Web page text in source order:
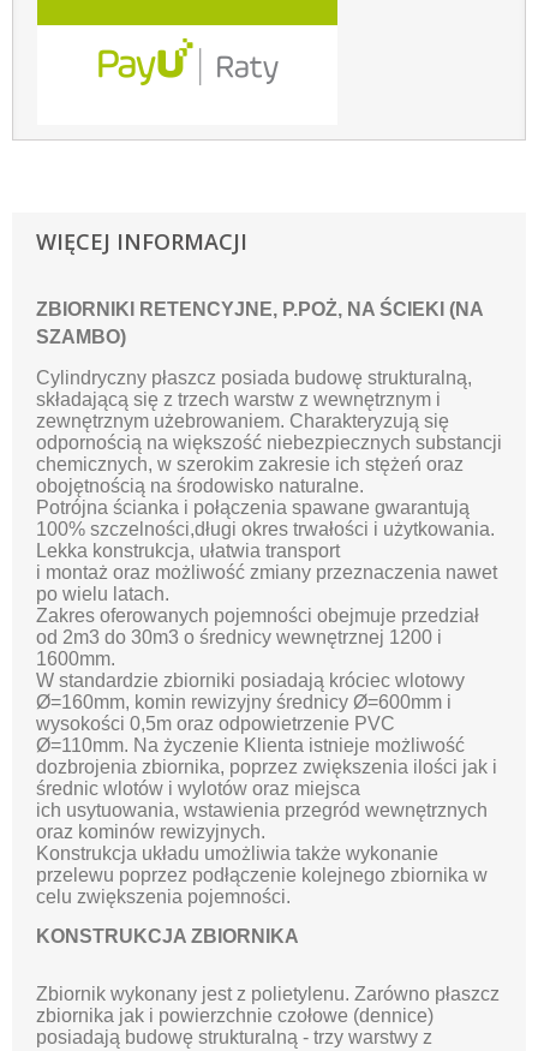
WIĘCEJ INFORMACJI
ZBIORNIKI RETENCYJNE, P.POŻ, NA ŚCIEKI (NA
SZAMBO)
Cylindryczny płaszcz posiada budowę strukturalną,
składającą się z trzech warstw z wewnętrznym i
zewnętrznym użebrowaniem. Charakteryzują się
odpornością na większość niebezpiecznych substancji
chemicznych, w szerokim zakresie ich stężeń oraz
obojętnością na środowisko naturalne.
Potrójna ścianka i połączenia spawane gwarantują
100% szczelności,długi okres trwałości i użytkowania.
Lekka konstrukcja, ułatwia transport
i montaż oraz możliwość zmiany przeznaczenia nawet
po wielu latach.
Zakres oferowanych pojemności obejmuje przedział
od 2m3 do 30m3 o średnicy wewnętrznej 1200 i
1600mm.
W standardzie zbiorniki posiadają króciec wlotowy
Ø=160mm, komin rewizyjny średnicy Ø=600mm i
wysokości 0,5m oraz odpowietrzenie PVC
Ø=110mm. Na życzenie Klienta istnieje możliwość
dozbrojenia zbiornika, poprzez zwiększenia ilości jak i
średnic wlotów i wylotów oraz miejsca
ich usytuowania, wstawienia przegród wewnętrznych
oraz kominów rewizyjnych.
Konstrukcja układu umożliwia także wykonanie
przelewu poprzez podłączenie kolejnego zbiornika w
celu zwiększenia pojemności.
KONSTRUKCJA ZBIORNIKA
Zbiornik wykonany jest z polietylenu. Zarówno płaszcz
zbiornika jak i powierzchnie czołowe (dennice)
posiadają budowę strukturalną - trzy warstwy z